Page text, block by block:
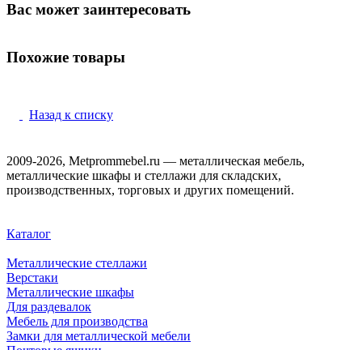
Вас может заинтересовать
Похожие товары
Назад к списку
2009-2026, Metprommebel.ru — металлическая мебель,
металлические шкафы и стеллажи для складских,
производственных, торговых и других помещений.
Каталог
Металлические стеллажи
Верстаки
Металлические шкафы
Для раздевалок
Мебель для производства
Замки для металлической мебели